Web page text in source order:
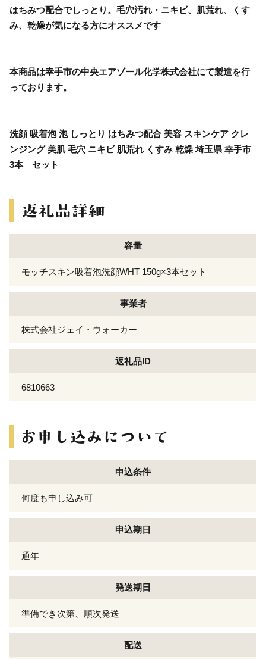
はちみつ配合でしっとり。毛穴汚れ・ニキビ、肌荒れ、くす
み、乾燥が気になる方にオススメです
本商品は幸手市の中央エアゾール化学株式会社にて製造を行
っております。
洗顔 吸着泡 泡 しっとり はちみつ配合 美容 スキンケア クレ
ンジング 美肌 毛穴 ニキビ 肌荒れ くすみ 乾燥 埼玉県 幸手市
3本 セット
容量
モッチスキン吸着泡洗顔WHT 150g×3本セット
事業者
株式会社ジェイ・ウォーカー
返礼品ID
6810663
申込条件
何度も申し込み可
申込期日
通年
発送期日
準備でき次第、順次発送
配送